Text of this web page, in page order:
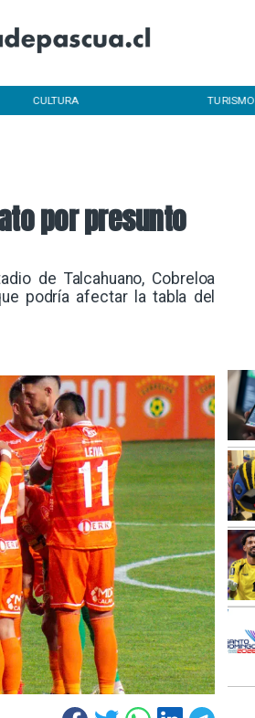
CULTURA TURISMO
por presunto
de Talcahuano, Cobreloa
podría afectar la tabla del